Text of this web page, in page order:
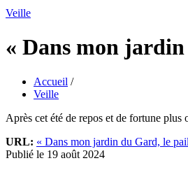
Veille
« Dans mon
Accueil /
Veille
Après cet été de repos et de fortune
URL: « Dans mon jardin du Gard, le
Publié le 19 août 2024